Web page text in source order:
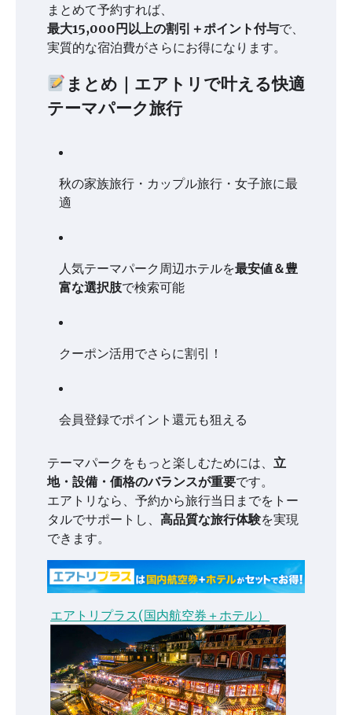
まとめて予約すれば、
最大15,000円以上の割引＋ポイント付与で、
実質的な宿泊費がさらにお得になります。
まとめ｜エアトリで叶える快適
テーマパーク旅行
秋の家族旅行・カップル旅行・女子旅に最
適
人気テーマパーク周辺ホテルを最安値＆豊
富な選択肢で検索可能
クーポン活用でさらに割引！
会員登録でポイント還元も狙える
テーマパークをもっと楽しむためには、 立
地・設備・価格のバランスが重要です。
エアトリなら、予約から旅行当日までをトー
タルでサポートし、 高品質な旅行体験を実現
できます。
エアトリプラス(国内航空券＋ホテル）